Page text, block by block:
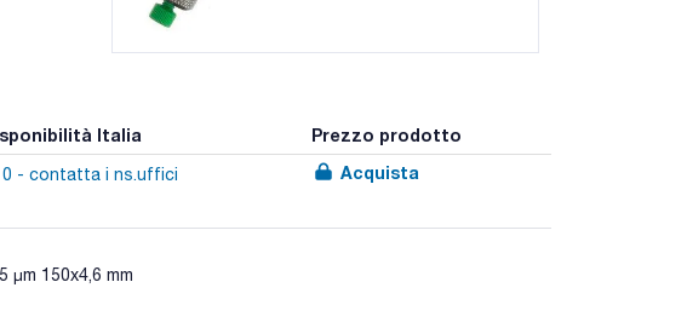
Italia Prezzo prodotto
- contatta i ns.uffici Acquista
µm 150x4,6 mm